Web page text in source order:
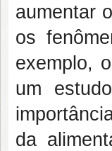
aumentar
os
exemplo,
um
da